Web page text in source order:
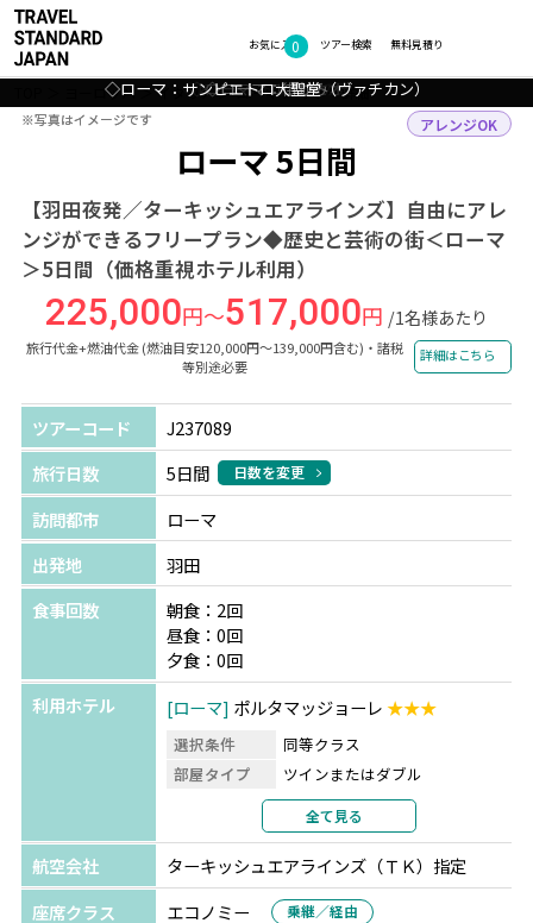
お気に入り
0 無料見積り
ツアー検索
ヨーロッパ イタリア ローマ ツアー詳細
ローマ 5日間
【羽田夜発／ターキッシュエアラインズ】自由にアレ
ンジができるフリープラン◆歴史と芸術の街＜ローマ
＞5日間（価格重視ホテル利用）
アレンジOK
225,000円～517,000円 /1名様あたり
旅行代金+燃油代金 (燃油目安120,000円～139,000円含む)・諸税
等別途必要
詳細はこちら
◇ローマ：トレヴィの泉
◇ローマ：コロッセオ
◇ローマ：街並み
◇ローマ：サンピエトロ大聖堂（ヴァチカン）
フォトギャラリー
※写真はイメージです
※写真はイメージです
ツアーコード
J237089
旅行日数
5日間 日数を変更
訪問都市
ローマ
出発地
羽田
食事回数
朝食：2回
昼食：0回
夕食：0回
利用ホテル
ローマ ポルタマッジョーレ★★★
選択条件
同等クラス
部屋タイプ
ツインまたはダブル
2名1室利用
部屋カテゴリ
指定なし
全て見る
航空会社
ターキッシュエアラインズ（ＴＫ）指定
座席クラス
エコノミー 乗継／経由